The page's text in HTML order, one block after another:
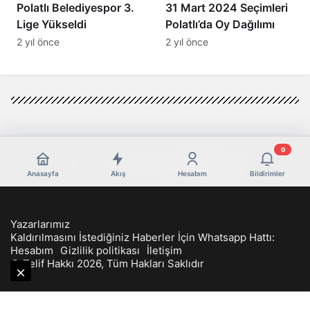
Polatlı Belediyespor 3.
Lige Yükseldi
2 yıl önce
31 Mart 2024 Seçimleri
Polatlı’da Oy Dağılımı
2 yıl önce
Anasayfa Akış Hesabım Bildirimler
0
Yazarlarımız
Kaldırılmasını İstediğiniz Haberler İçin Whatsapp Hattı:
Hesabım
Gizlilik politikası
İletişim
© Telif Hakkı 2026, Tüm Hakları Saklıdır